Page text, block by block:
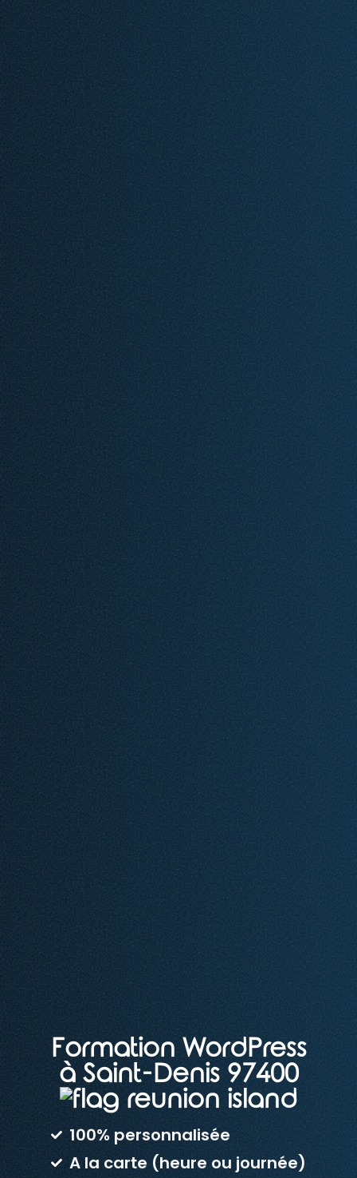
Formation WordPress
à Saint-Denis 97400
100% personnalisée
A la carte (heure ou journée)